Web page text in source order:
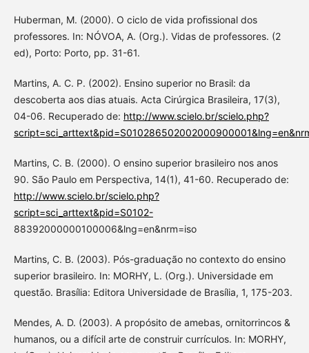
Huberman, M. (2000). O ciclo de vida proﬁssional dos
professores. In: NÓVOA, A. (Org.). Vidas de professores. (2
ed), Porto: Porto, pp. 31-61.
Martins, A. C. P. (2002). Ensino superior no Brasil: da
descoberta aos dias atuais. Acta Cirúrgica Brasileira, 17(3),
04-06. Recuperado de: http://www.scielo.br/scielo.php?
Martins, C. B. (2000). O ensino superior brasileiro nos anos
90. São Paulo em Perspectiva, 14(1), 41-60. Recuperado de:
http://www.scielo.br/scielo.php?
script=sci_arttext&pid=S0102-
88392000000100006&lng=en&nrm=iso
Martins, C. B. (2003). Pós-graduação no contexto do ensino
superior brasileiro. In: MORHY, L. (Org.). Universidade em
questão. Brasília: Editora Universidade de Brasília, 1, 175-203.
Mendes, A. D. (2003). A propósito de amebas, ornitorrincos &
humanos, ou a difícil arte de construir currículos. In: MORHY,